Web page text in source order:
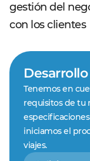
gestión del
con los clientes
Tenemos en
requisitos de tu
iniciamos el
viajes.